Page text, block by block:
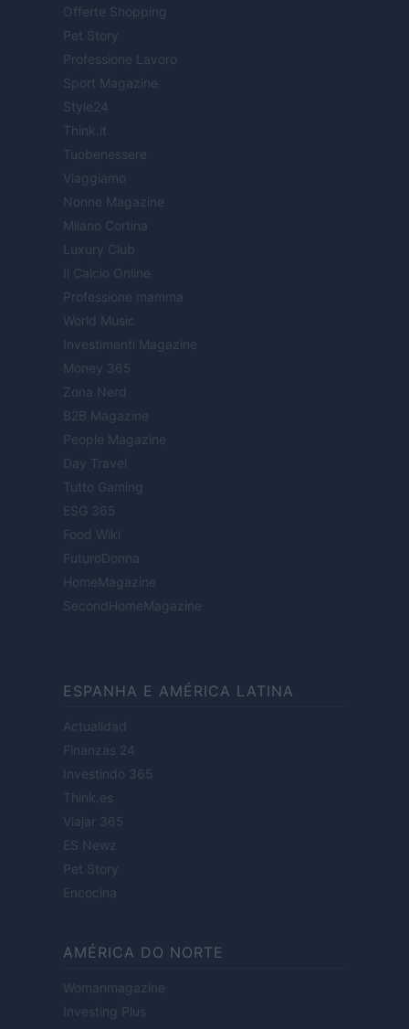
Offerte Shopping
Pet Story
Professione Lavoro
Sport Magazine
Style24
Think.it
Tuobenessere
Viaggiamo
Nonne Magazine
Milano Cortina
Luxury Club
Il Calcio Online
Professione mamma
World Music
Investimenti Magazine
Money 365
Zona Nerd
B2B Magazine
People Magazine
Day Travel
Tutto Gaming
ESG 365
Food Wiki
FuturoDonna
HomeMagazine
SecondHomeMagazine
ESPANHA E AMÉRICA LATINA
Actualidad
Finanzas 24
Investindo 365
Think.es
Viajar 365
ES Newz
Pet Story
Encocina
AMÉRICA DO NORTE
Womanmagazine
Investing Plus